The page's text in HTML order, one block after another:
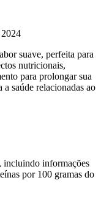
suave, perfeita para
nutricionais,
para prolongar sua
saúde relacionadas ao
incluindo informações
por 100 gramas do